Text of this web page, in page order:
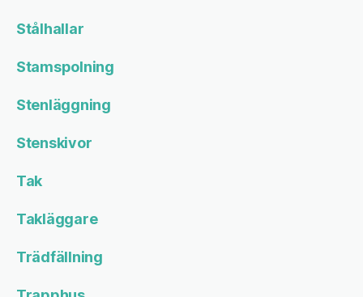
Stålhallar
Stamspolning
Stenläggning
Stenskivor
Tak
Takläggare
Trädfällning